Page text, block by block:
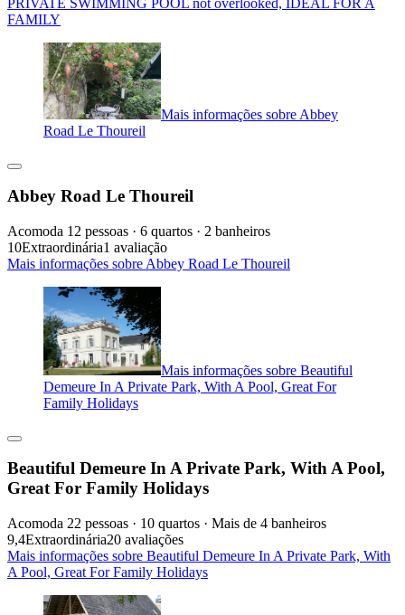
FAMILY
Mais informações sobre Abbey
Road Le Thoureil
Abbey Road Le Thoureil
Acomoda 12 pessoas · 6 quartos · 2 banheiros
10Extraordinária1 avaliação
Mais informações sobre Abbey Road Le Thoureil
Mais informações sobre Beautiful
Demeure In A Private Park, With A Pool, Great For
Family Holidays
Beautiful Demeure In A Private Park, With A Pool,
Great For Family Holidays
Acomoda 22 pessoas · 10 quartos · Mais de 4 banheiros
9,4Extraordinária20 avaliações
Mais informações sobre Beautiful Demeure In A Private Park, With
A Pool, Great For Family Holidays